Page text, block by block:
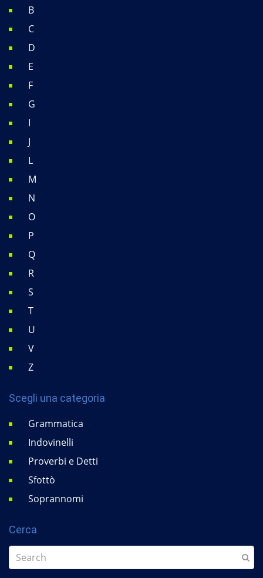
B
C
D
E
F
G
I
J
L
M
N
O
P
Q
R
S
T
U
V
Z
Scegli una categoria
Grammatica
Indovinelli
Proverbi e Detti
Sfottò
Soprannomi
Cerca